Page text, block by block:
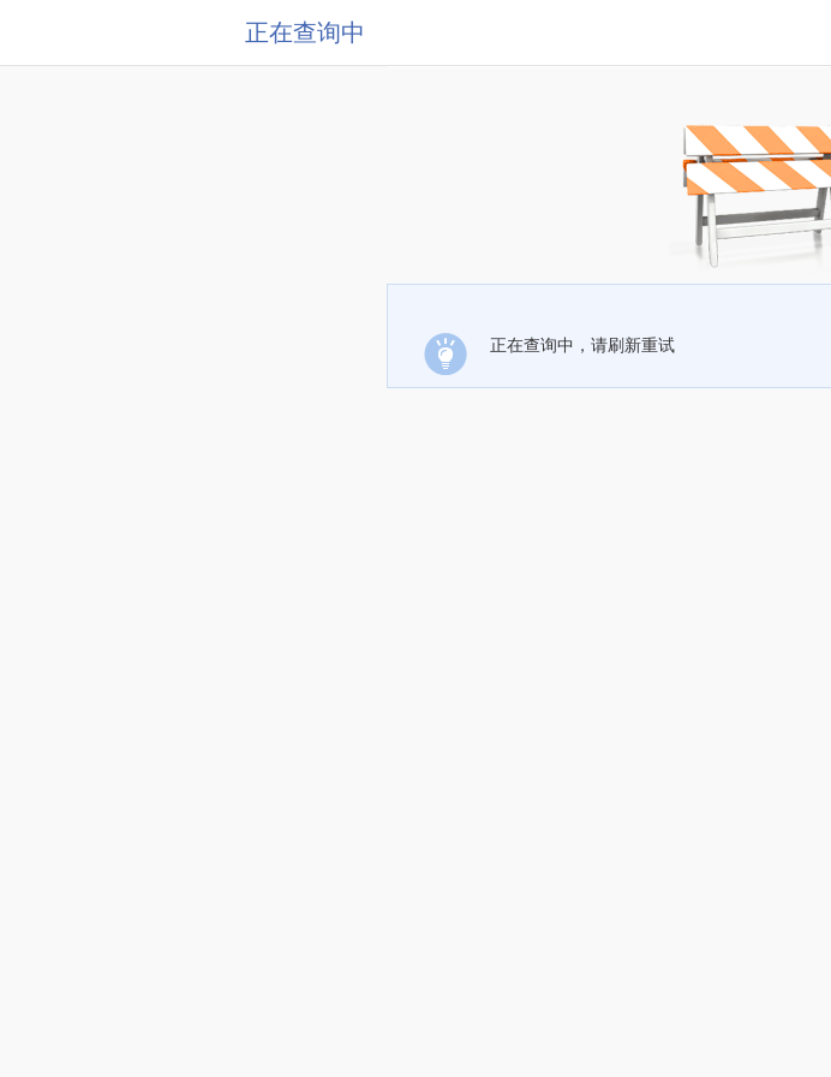
正在查询中
正在查询中，请刷新重试